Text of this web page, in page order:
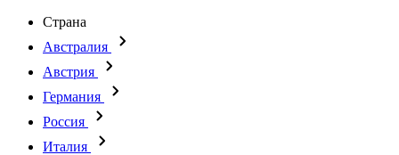
Страна
Австралия
Австрия
Германия
Россия
Италия